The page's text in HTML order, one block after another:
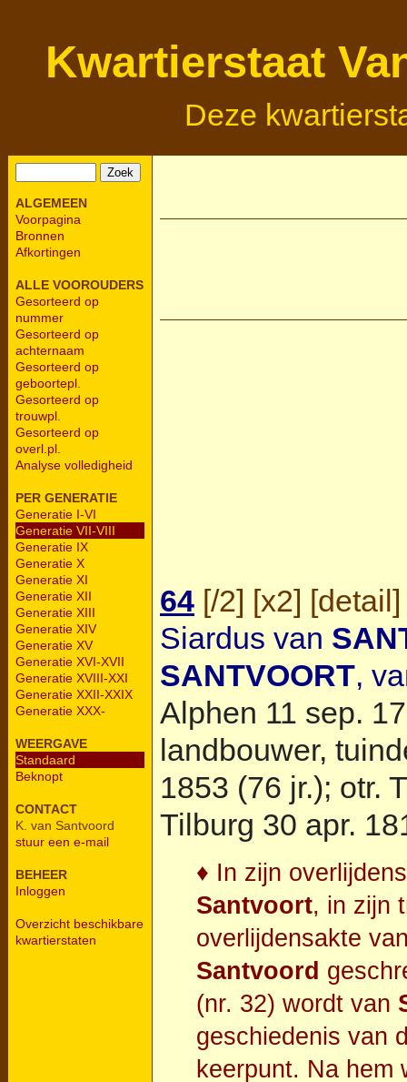
Kwartierstaat
Deze
ALGEMEEN
Voorpagina
Bronnen
Afkortingen
ALLE VOOROUDERS
Gesorteerd op
nummer
Gesorteerd op
achternaam
Gesorteerd op
geboortepl.
Gesorteerd op
trouwpl.
Gesorteerd op
overl.pl.
Analyse volledigheid
PER GENERATIE
Generatie I-VI
Generatie VII-VIII
Generatie IX
Generatie X
Generatie XI
Generatie XII
Generatie XIII
Generatie XIV
Generatie XV
Generatie XVI-XVII
Generatie XVIII-XXI
Generatie XXII-XXIX
Generatie XXX-
WEERGAVE
Standaard
Beknopt
CONTACT
K. van Santvoord
stuur een e-mail
BEHEER
Inloggen
Overzicht beschikbare
kwartierstaten
64 [/2] [x2] [detail]
Siardus van
SANTVOORT,
Alphen 11 sep.
landbouwer,
1853 (76 jr.); otr.
Tilburg 30 apr.
♦ In zijn
Santvoort, in zijn
overlijdensakte
Santvoord
(nr. 32) wordt van
geschiedenis van
keerpunt. Na hem